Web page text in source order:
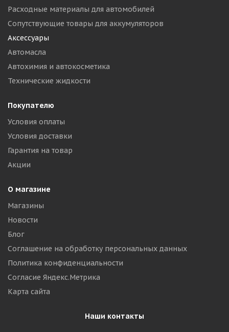
Расходные материалы для автомобилей
Сопутствующие товары для аккумуляторов
Аксессуары
Автомасла
Автохимия и автокосметика
Технические жидкости
Покупателю
Условия оплаты
Условия доставки
Гарантия на товар
Акции
О магазине
Магазины
Новости
Блог
Соглашение на обработку персональных данных
Политика конфиденциальности
Согласие Яндекс.Метрика
Карта сайта
Наши контакты